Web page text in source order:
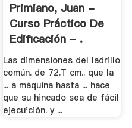
Primiano, Juan -
Curso Práctico De
Edificación - .
Las dimensiones del ladrillo
común. de 72.T cm.. que la
... a máquina hasta ... hace
que su hincado sea de fácil
ejecu'ción. y ...